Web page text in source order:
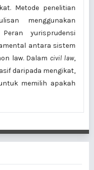
Metode penelitian
menggunakan
yurisprudensi
antara sistem
law. Dalam civil law,
daripada mengikat,
memilih apakah